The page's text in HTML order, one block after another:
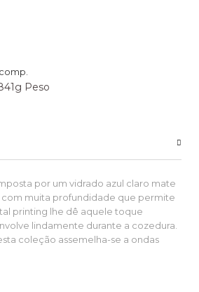
Peso
por um vidrado azul claro mate
muita profundidade que permite
printing lhe dê aquele toque
lindamente durante a cozedura.
coleção assemelha-se a ondas